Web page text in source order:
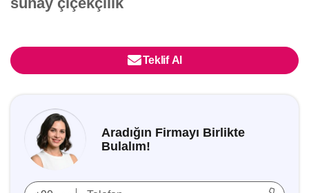
Teklif Al
Aradığın Firmayı Birlikte
Bulalım!